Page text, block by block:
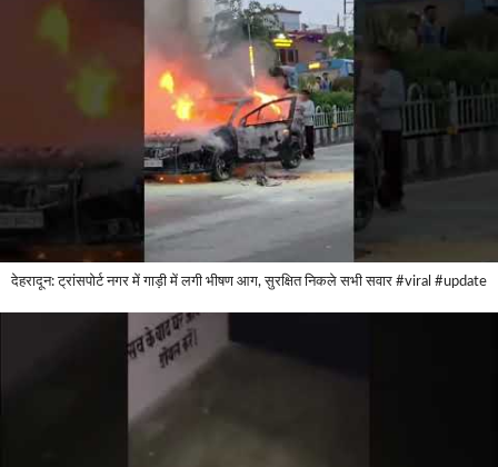
देहरादून: ट्रांसपोर्ट नगर में गाड़ी में लगी भीषण आग, सुरक्षित निकले सभी सवार #viral #update